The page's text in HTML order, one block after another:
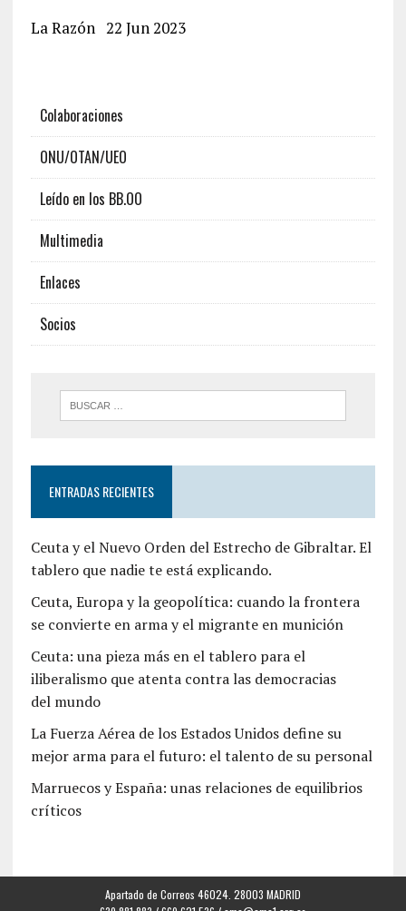
La Razón 22 Jun 2023
Colaboraciones
ONU/OTAN/UEO
Leído en los BB.OO
Multimedia
Enlaces
Socios
ENTRADAS RECIENTES
Ceuta y el Nuevo Orden del Estrecho de Gibraltar. El
tablero que nadie te está explicando.
Ceuta, Europa y la geopolítica: cuando la frontera
se convierte en arma y el migrante en munición
Ceuta: una pieza más en el tablero para el
iliberalismo que atenta contra las democracias
del mundo
La Fuerza Aérea de los Estados Unidos define su
mejor arma para el futuro: el talento de su personal
Marruecos y España: unas relaciones de equilibrios
críticos
Apartado de Correos 46024. 28003 MADRID